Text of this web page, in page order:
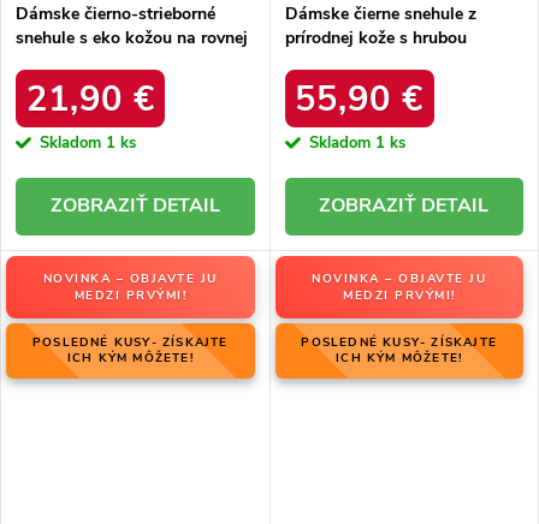
Dámske čierno-strieborné
snehule s eko kožou na rovnej
34586 SREBRNY
21,90 €
Skladom 1 ks
DETAIL
Dámske čierne snehule z
prírodnej kože s hrubou
produktu OO274A206
55,90 €
Skladom 1 ks
DETAIL
NOVINKA – OBJAVTE JU
MEDZI PRVÝMI!
POSLEDNÉ KUSY- ZÍSKAJTE
ICH KÝM MÔŽETE!
NOVINKA – OBJAVTE JU
MEDZI PRVÝMI!
POSLEDNÉ KUSY- ZÍSKAJTE
ICH KÝM MÔŽETE!